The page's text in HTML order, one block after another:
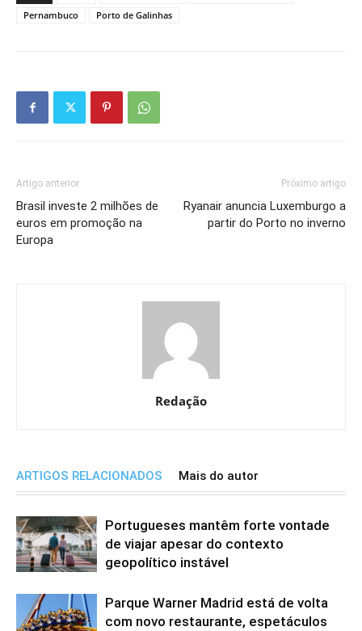
Pernambuco
Porto de Galinhas
Artigo anterior
Brasil investe 2 milhões de
euros em promoção na
Europa
Próximo artigo
Ryanair anuncia Luxemburgo a
partir do Porto no inverno
Redação
ARTIGOS RELACIONADOS Mais do autor
Portugueses mantêm forte vontade
de viajar apesar do contexto
geopolítico instável
Parque Warner Madrid está de volta
com novo restaurante, espetáculos